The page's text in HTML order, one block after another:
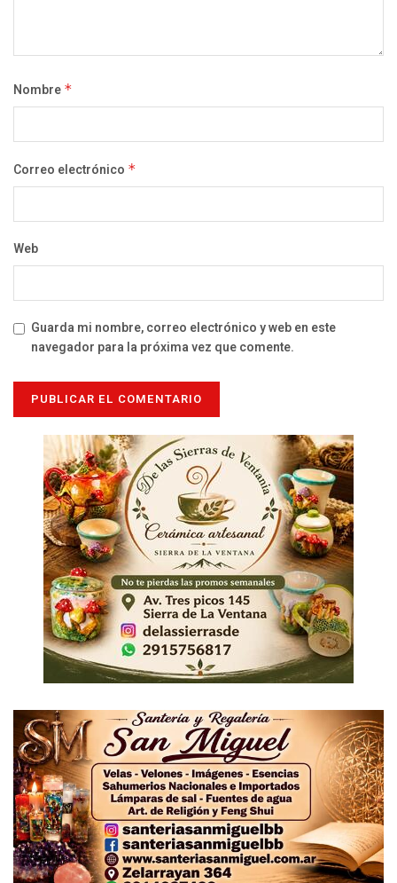
Nombre *
Correo electrónico *
Web
Guarda mi nombre, correo electrónico y web en este
navegador para la próxima vez que comente.